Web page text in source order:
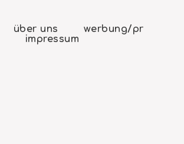
über uns
werbung/pr
impressum